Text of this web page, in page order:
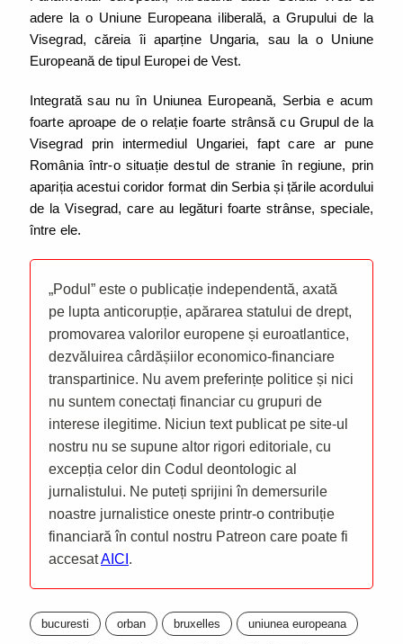
adere la o Uniune Europeana iliberală, a Grupului de la
Visegrad, căreia îi aparține Ungaria, sau la o Uniune
Europeană de tipul Europei de Vest.
Integrată sau nu în Uniunea Europeană, Serbia e acum
foarte aproape de o relație foarte strânsă cu Grupul de la
Visegrad prin intermediul Ungariei, fapt care ar pune
România într-o situație destul de stranie în regiune, prin
apariția acestui coridor format din Serbia și țările acordului
de la Visegrad, care au legături foarte strânse, speciale,
între ele.
„Podul” este o publicație independentă, axată
pe lupta anticorupție, apărarea statului de drept,
promovarea valorilor europene și euroatlantice,
dezvăluirea cârdășiilor economico-financiare
transpartinice. Nu avem preferințe politice și nici
nu suntem conectați financiar cu grupuri de
interese ilegitime. Niciun text publicat pe site-ul
nostru nu se supune altor rigori editoriale, cu
excepția celor din Codul deontologic al
jurnalistului. Ne puteți sprijini în demersurile
noastre jurnalistice oneste printr-o contribuție
financiară în contul nostru Patreon care poate fi
accesatAICI .
bucuresti orban bruxelles uniunea europeana